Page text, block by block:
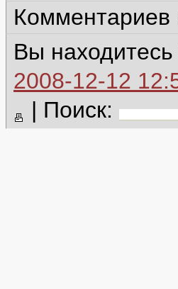
Комментариев
Вы
2008-12-12
| Поиск: